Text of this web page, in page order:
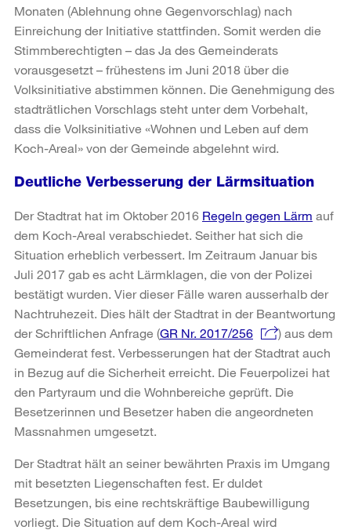
Monaten (Ablehnung ohne Gegenvorschlag) nach
Einreichung der Initiative stattfinden. Somit werden die
Stimmberechtigten – das Ja des Gemeinderats
vorausgesetzt – frühestens im Juni 2018 über die
Volksinitiative abstimmen können. Die Genehmigung des
stadträtlichen Vorschlags steht unter dem Vorbehalt,
dass die Volksinitiative «Wohnen und Leben auf dem
Koch-Areal» von der Gemeinde abgelehnt wird.
Deutliche Verbesserung der Lärmsituation
Der Stadtrat hat im Oktober 2016 Regeln gegen Lärm auf
dem Koch-Areal verabschiedet. Seither hat sich die
Situation erheblich verbessert. Im Zeitraum Januar bis
Juli 2017 gab es acht Lärmklagen, die von der Polizei
bestätigt wurden. Vier dieser Fälle waren ausserhalb der
Nachtruhezeit. Dies hält der Stadtrat in der Beantwortung
der Schriftlichen Anfrage (GR Nr. 2017/256
) aus dem
Gemeinderat fest. Verbesserungen hat der Stadtrat auch
in Bezug auf die Sicherheit erreicht. Die Feuerpolizei hat
den Partyraum und die Wohnbereiche geprüft. Die
Besetzerinnen und Besetzer haben die angeordneten
Massnahmen umgesetzt.
Der Stadtrat hält an seiner bewährten Praxis im Umgang
mit besetzten Liegenschaften fest. Er duldet
Besetzungen, bis eine rechtskräftige Baubewilligung
vorliegt. Die Situation auf dem Koch-Areal wird